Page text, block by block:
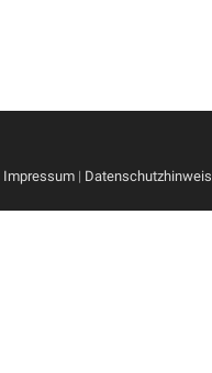
Impressum | Datenschutzhinweis